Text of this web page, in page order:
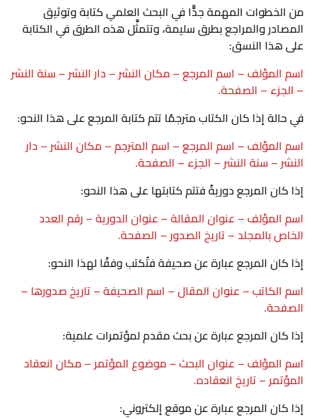
من الخطوات المهمة جدًّا في البحث العلمي كتابة وتوثيق
المصادر والمراجع بطرق سليمة، وتتمثَّل هذه الطرق في الكتابة
على هذا النسق:
اسم المؤلف – اسم المرجع – مكان النشر – دار النشر – سنة النشر
– الجزء – الصفحة.
في حالة إذا كان الكتاب مترجمًا تتم كتابة المرجع على هذا النحو:
اسم المؤلف – اسم المرجع – اسم المترجم – مكان النشر – دار
النشر – سنة النشر – الجزء – الصفحة.
إذا كان المرجع دوريةً فتتم كتابتها على هذا النحو:
اسم المؤلف – عنوان المقالة – عنوان الدورية – رقم العدد
الخاص بالمجلد – تاريخ الصدور – الصفحة.
إذا كان المرجع عبارة عن صحيفة فتُكتب وفقًا لهذا النحو:
اسم الكاتب – عنوان المقال – اسم الصحيفة – تاريخ صدورها –
الصفحة.
إذا كان المرجع عبارة عن بحث مقدم لمؤتمرات علمية:
اسم المؤلف – عنوان البحث – موضوع المؤتمر – مكان انعقاد
المؤتمر – تاريخ انعقاده.
إذا كان المرجع عبارة عن موقع إلكتروني: